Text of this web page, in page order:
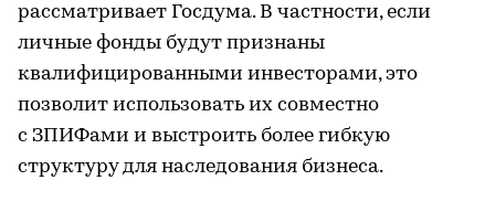
рассматривает Госдума. В частности, если
личные фонды будут признаны
квалифицированными инвесторами, это
позволит использовать их совместно
с ЗПИФами и выстроить более гибкую
структуру для наследования бизнеса.